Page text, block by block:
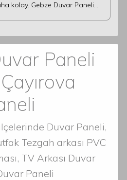
kolay. Gebze Duvar Paneli…
Paneli
Duvar Paneli,
Tezgah arkası PVC
TV Arkası Duvar
Paneli